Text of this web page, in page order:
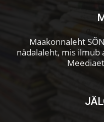
Maakonnaleht
nädalaleht, mis ilmub